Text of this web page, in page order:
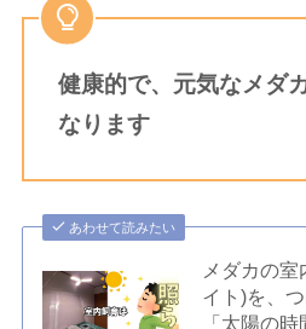
健康的で、元気なメダ
なります
あわせて読みたい
メダカの
イト)を、
「太陽の